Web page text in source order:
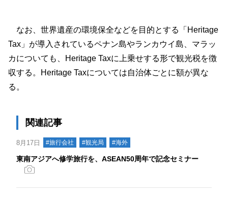
なお、世界遺産の環境保全などを目的とする「Heritage
Tax」が導入されているペナン島やランカウイ島、マラッ
カについても、Heritage Taxに上乗せする形で観光税を徴
収する。Heritage Taxについては自治体ごとに額が異な
る。
関連記事
8月17日 #旅行会社 #観光局 #海外
東南アジアへ修学旅行を、ASEAN50周年で記念セミナー